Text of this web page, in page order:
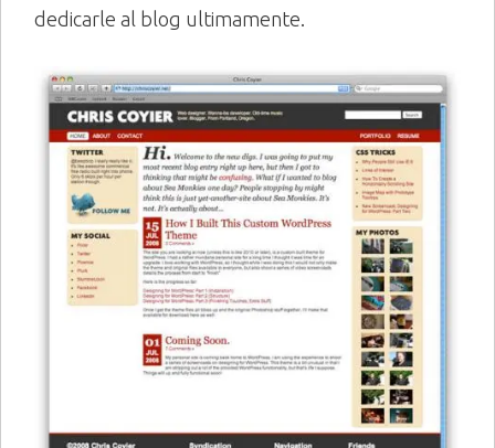
dedicarle al blog ultimamente.